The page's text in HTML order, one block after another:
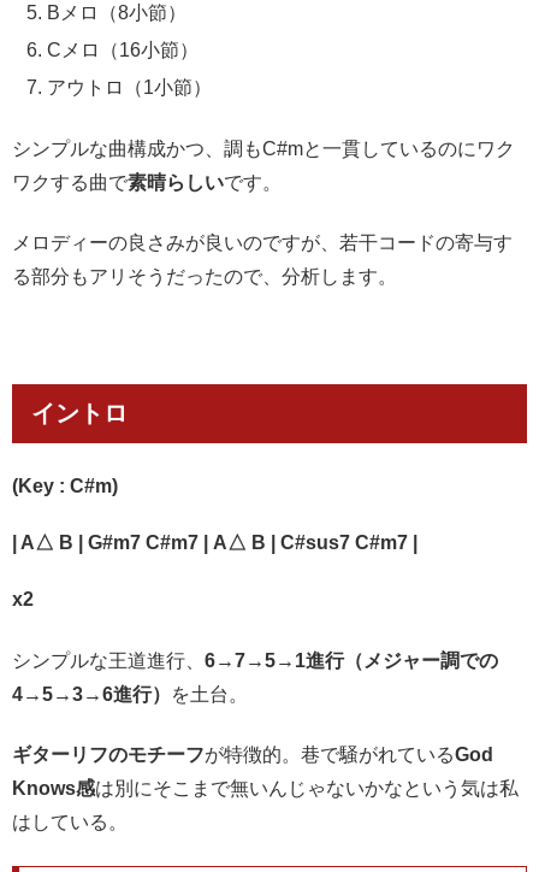
Bメロ（8小節）
Cメロ（16小節）
アウトロ（1小節）
シンプルな曲構成かつ、調もC#mと一貫しているのにワク
ワクする曲で素晴らしいです。
メロディーの良さみが良いのですが、若干コードの寄与す
る部分もアリそうだったので、分析します。
イントロ
(Key : C#m)
| A△ B | G#m7 C#m7 | A△ B | C#sus7 C#m7 |
x2
シンプルな王道進行、 6→7→5→1進行（メジャー調での
4→5→3→6進行）
を土台。
ギターリフのモチーフが特徴的。巷で騒がれているGod
Knows感は別にそこまで無いんじゃないかなという気は私
はしている。